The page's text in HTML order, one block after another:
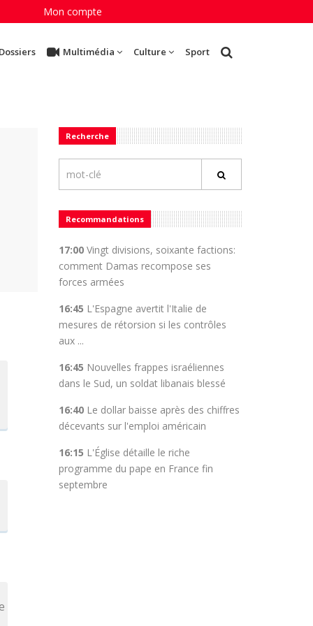
Mon compte
Multimédia Culture Sport
Recherche
Recommandations
17:00Vingt divisions, soixante factions:
comment Damas recompose ses
forces armées
16:45 L'Espagne avertit l'Italie de
mesures de rétorsion si les contrôles
aux ...
16:45 Nouvelles frappes israéliennes
dans le Sud, un soldat libanais blessé
16:40Le dollar baisse après des chiffres
décevants sur l'emploi américain
16:15 L'Église détaille le riche
programme du pape en France fin
septembre